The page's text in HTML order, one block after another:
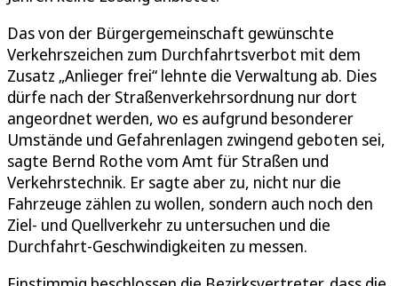
Das von der Bürgergemeinschaft gewünschte
Verkehrszeichen zum Durchfahrtsverbot mit dem
Zusatz „Anlieger frei“ lehnte die Verwaltung ab. Dies
dürfe nach der Straßenverkehrsordnung nur dort
angeordnet werden, wo es aufgrund besonderer
Umstände und Gefahrenlagen zwingend geboten sei,
sagte Bernd Rothe vom Amt für Straßen und
Verkehrstechnik. Er sagte aber zu, nicht nur die
Fahrzeuge zählen zu wollen, sondern auch noch den
Ziel- und Quellverkehr zu untersuchen und die
Durchfahrt-Geschwindigkeiten zu messen.